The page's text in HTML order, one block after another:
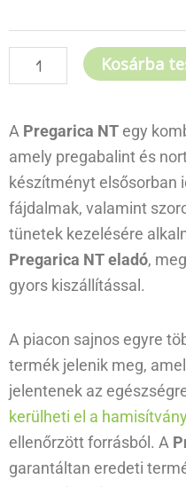
Kosárba
A Pregarica NT egy
amely pregabalint és
készítményt elsősorban
fájdalmak, valamint
tünetek kezelésére
Pregarica NT eladó,
gyors kiszállítással.
A piacon sajnos egyre
termék jelenik meg,
jelentenek az
kerülheti el a
ellenőrzött forrásból. A
garantáltan eredeti